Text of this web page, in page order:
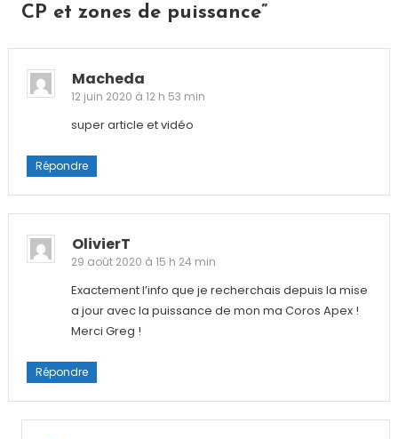
CP et zones de puissance”
Macheda
12 juin 2020 à 12 h 53 min
super article et vidéo
Répondre
OlivierT
29 août 2020 à 15 h 24 min
Exactement l’info que je recherchais depuis la mise
a jour avec la puissance de mon ma Coros Apex !
Merci Greg !
Répondre